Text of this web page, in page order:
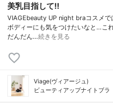
美乳目指して‼️
VIAGEbeauty UP night braコスメ
ボディーにも気をつけたいなと…こ
だんだん…続きを見る
Viage(ヴィアージュ)
ビューティアップナイトブラ